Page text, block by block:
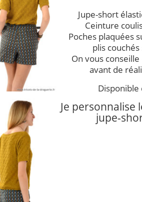
Jupe-short
Ceinture
Poches plaquées
plis
On vous
avant de
Disponible
Je personnalise
jupe-